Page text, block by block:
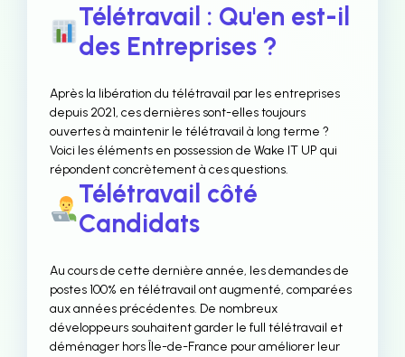
Télétravail : Qu'en est-il
des Entreprises ?
Après la libération du télétravail par les entreprises
depuis 2021, ces dernières sont-elles toujours
ouvertes à maintenir le télétravail à long terme ?
Voici les éléments en possession de Wake IT UP qui
répondent concrètement à ces questions.
Télétravail côté
Candidats
Au cours de cette dernière année, les demandes de
postes 100% en télétravail ont augmenté, comparées
aux années précédentes. De nombreux
développeurs souhaitent garder le full télétravail et
déménager hors Île-de-France pour améliorer leur